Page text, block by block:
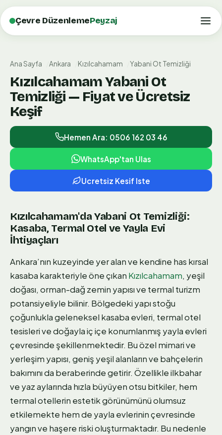
Çevre DüzenlemePeyzaj
Ana Sayfa Ankara Kızılcahamam Yabani Ot Temizliği
Kızılcahamam Yabani Ot
Temizliği — Fiyat ve Ücretsiz
Keşif
Hemen Ara: 0506 162 03 46
WhatsApp'tan Ulas
Ucretsiz Kesif Iste
Kızılcahamam'da Yabani Ot Temizliği:
Kasaba, Termal Otel ve Yayla Evi
İhtiyaçları
Ankara’nın kuzeyinde yer alan ve kendine has kırsal
kasaba karakteriyle öne çıkan Kızılcahamam, yeşil
doğası, orman-dağ zemin yapısı ve termal turizm
potansiyeliyle bilinir. Bölgedeki yapı stoğu
çoğunlukla geleneksel kasaba evleri, termal otel
tesisleri ve doğayla iç içe konumlanmış yayla evleri
çevresinde şekillenmektedir. Bu özel mimari ve
yerleşim yapısı, geniş yeşil alanların ve bahçelerin
bakımını da beraberinde getirir. Özellikle ilkbahar
ve yaz aylarında hızla büyüyen otsu bitkiler, hem
termal otellerin estetik görünümünü olumsuz
etkilemekte hem de yayla evlerinin çevresinde
yangın ve haşere riski oluşturmaktadır. Bu nedenle